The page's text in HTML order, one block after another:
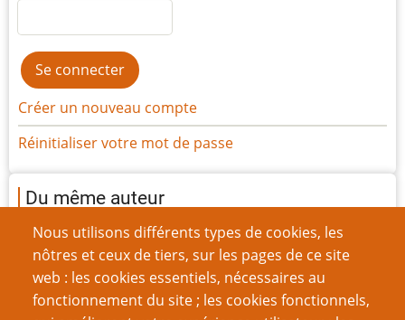
Nous utilisons différents types de cookies, les
nôtres et ceux de tiers, sur les pages de ce site
web : les cookies essentiels, nécessaires au
fonctionnement du site ; les cookies fonctionnels,
Créer un nouveau compte
Réinitialiser votre mot de passe
Du même auteur
Chèr.e MJ, je voudrais une petite amie s’il te plaît
Une campagne expérimentale : le Voyage du Héros
Rendre les combats plus intenses tout en restant
fluide